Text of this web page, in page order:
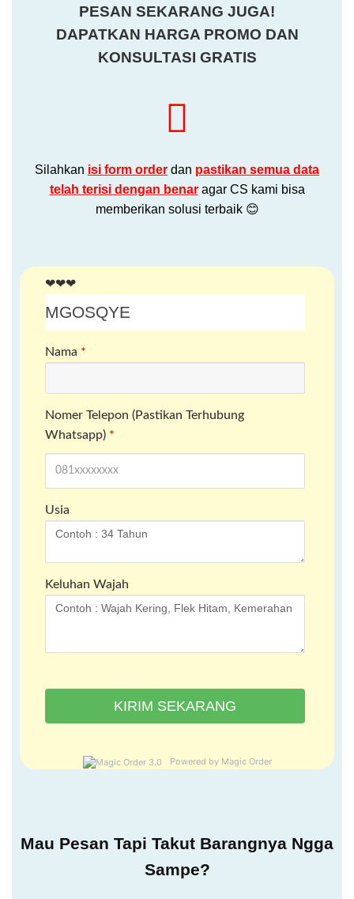
PESAN SEKARANG JUGA!
DAPATKAN HARGA PROMO DAN
KONSULTASI GRATIS
Silahkan isi form order dan pastikan semua data
telah terisi dengan benaragar CS kami bisa
memberikan solusi terbaik 😊
❤❤❤
Nama *
Nomer Telepon (Pastikan Terhubung
Whatsapp) *
Usia
Keluhan Wajah
Powered by Magic Order
Mau Pesan Tapi Takut Barangnya Ngga
Sampe?